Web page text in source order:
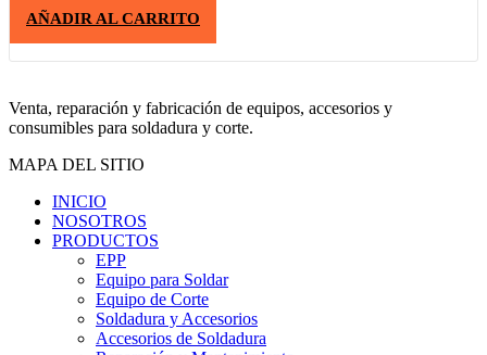
AÑADIR AL CARRITO
Venta, reparación y fabricación de equipos, accesorios y
consumibles para soldadura y corte.
MAPA DEL SITIO
INICIO
NOSOTROS
PRODUCTOS
EPP
Equipo para Soldar
Equipo de Corte
Soldadura y Accesorios
Accesorios de Soldadura